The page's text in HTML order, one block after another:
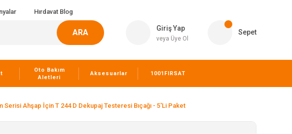
Hırdavat Blog
ARA Giriş Yap
veya Üye Ol
Sepet
Oto Bakım
Aletleri
Aksesuarlar 1001FIRSAT
Serisi Ahşap İçin T 244 D Dekupaj Testeresi Bıçağı - 5'Li Paket